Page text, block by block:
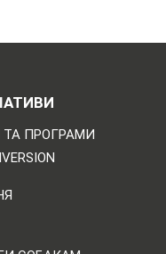
ТА ПРОГРАМИ